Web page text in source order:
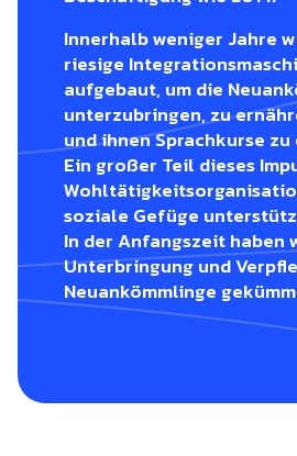
Innerhalb weniger Jahre
riesige
aufgebaut, um die
unterzubringen, zu
und ihnen Sprachkurse
Ein großer Teil dieses
soziale Gefüge
In der Anfangszeit haben
Unterbringung und
Neuankömmlinge